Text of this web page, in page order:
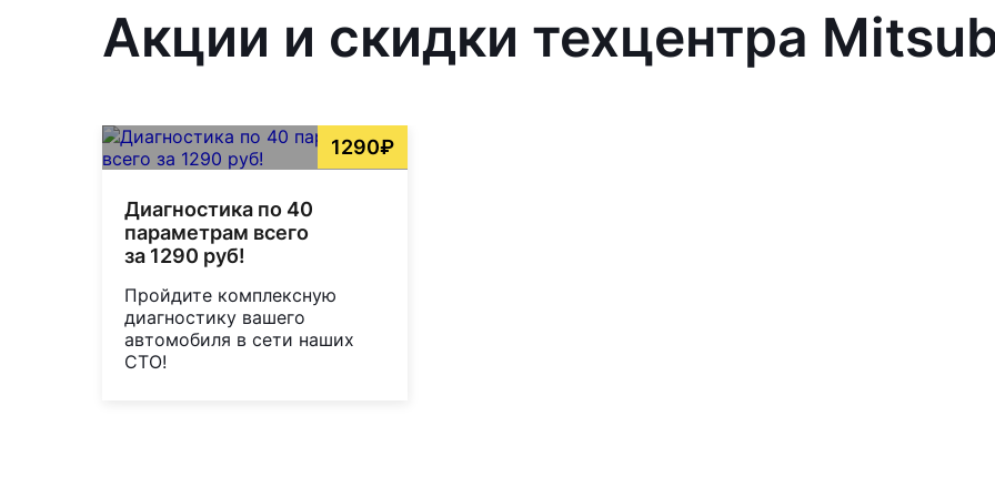
Акции и скидки техцентра
1290₽
Диагностика по 40
параметрам всего
за 1290 руб!
Пройдите комплексную
диагностику вашего
автомобиля в сети наших
СТО!